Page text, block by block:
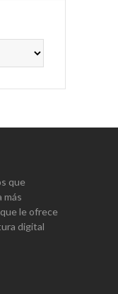
que
más
le ofrece
digital